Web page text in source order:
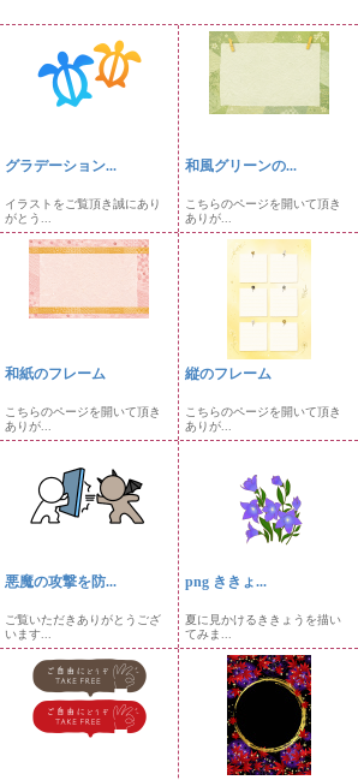
グラデーション...
イラストをご覧頂き誠にあり
がとう...
和風グリーンの...
こちらのページを開いて頂き
ありが...
和紙のフレーム
こちらのページを開いて頂き
ありが...
縦のフレーム
こちらのページを開いて頂き
ありが...
悪魔の攻撃を防...
ご覧いただきありがとうござ
います...
png ききょ...
夏に見かけるききょうを描い
てみま...